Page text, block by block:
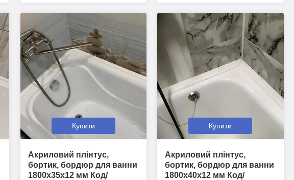
Купити
Акриловий плінтус,
бортик, бордюр для ванни
1800х35х12 мм Код/
Купити
Акриловий плінтус,
бортик, бордюр для ванни
1800х40х12 мм Код/